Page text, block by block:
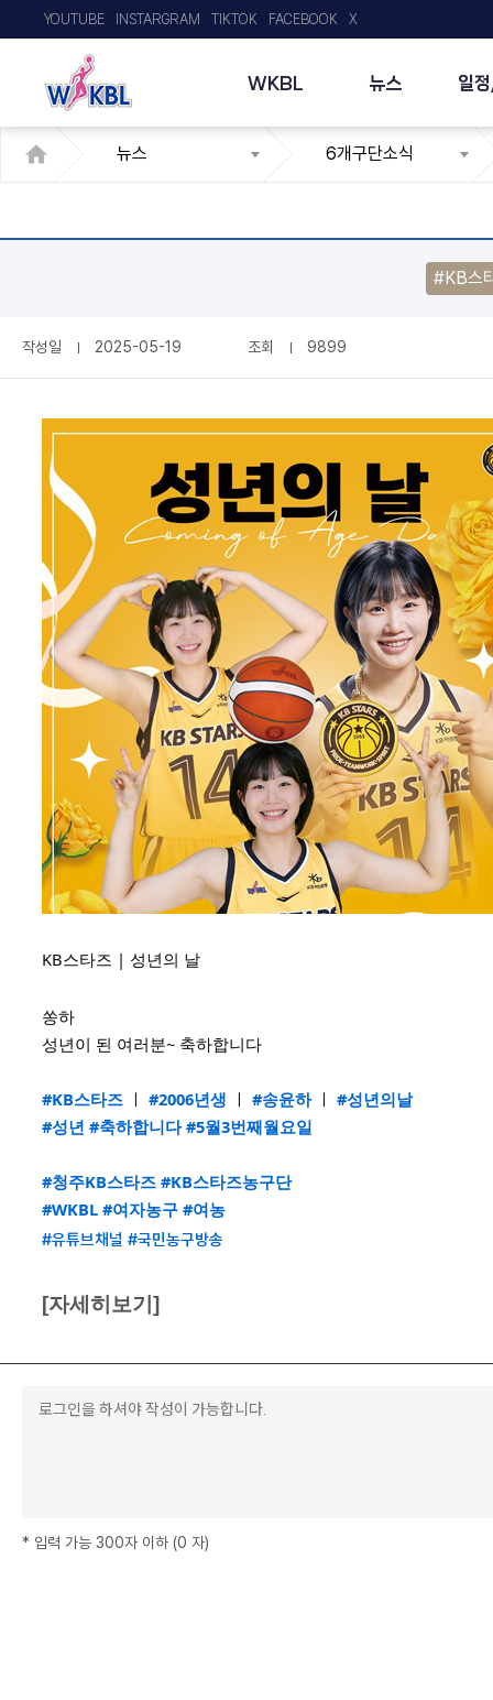
WKBL 뉴스 일
YOUTUBE INSTARGRAM TIKTOK FACEBOOK X
뉴스 6개구단소식
#KB스
작성일 2025-05-19 조회 9899
KB스타즈 | 성년의 날
쏭하
성년이 된 여러분~ 축하합니다
#KB스타즈 ㅣ #2006년생 ㅣ #송윤하ㅣ #성년의날
#성년 #축하합니다 #5월3번째월요일
#청주KB스타즈 #KB스타즈농구단
#WKBL #여자농구 #여농
#유튜브채널 #국민농구방송
[자세히보기]
* 입력 가능 300자 이하 (0 자)